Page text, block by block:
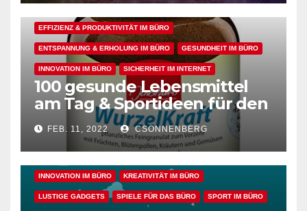
EFFIZIENZ & PRODUKTIVITÄT IM BÜRO
ENTSPANNUNG & ERHOLUNG IM BÜRO GESUNDHEIT IM BÜRO
INNOVATION IM BÜRO SICHERHEIT IM INTERNET
100 gesunde Lebensmittel
am Tag & Sportideen für den
Arbeitsalltag – für einen
gesunden Büroalltag
FEB. 11, 2022 CSONNENBERG
ALLGEMEIN ARBEITSFLOW BÜRO GADGETS
BÜRO GADGETS FÜR FRAUEN BÜRO GADGETS FÜR MÄNNER
EFFIZIENZ & PRODUKTIVITÄT IM BÜRO
INNOVATION IM BÜRO KREATIVITÄT IM BÜRO
LUSTIGE GADGETS SPIELE FÜR DAS BÜRO SPORT IM BÜRO